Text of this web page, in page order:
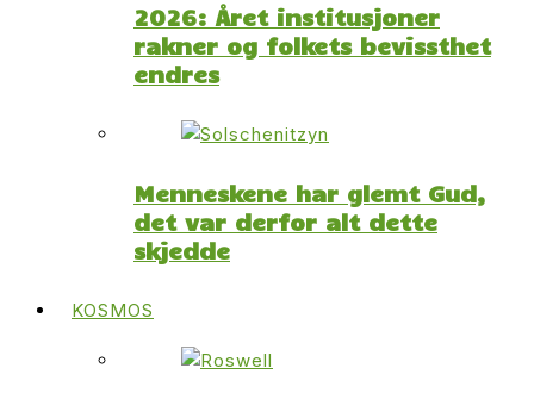
2026: Året institusjoner
rakner og folkets bevissthet
endres
Menneskene har glemt Gud,
det var derfor alt dette
skjedde
KOSMOS